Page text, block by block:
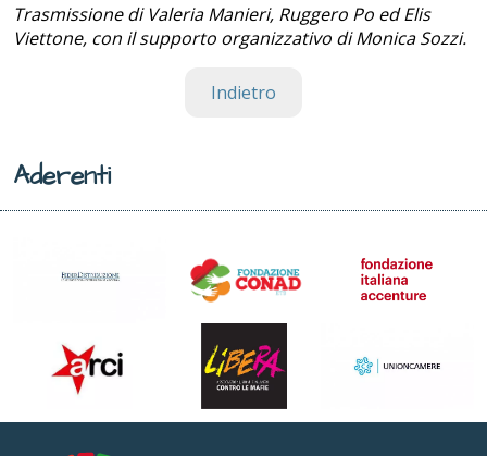
Trasmissione di Valeria Manieri, Ruggero Po ed Elis
Viettone, con il supporto organizzativo di Monica Sozzi.
Indietro
Aderenti